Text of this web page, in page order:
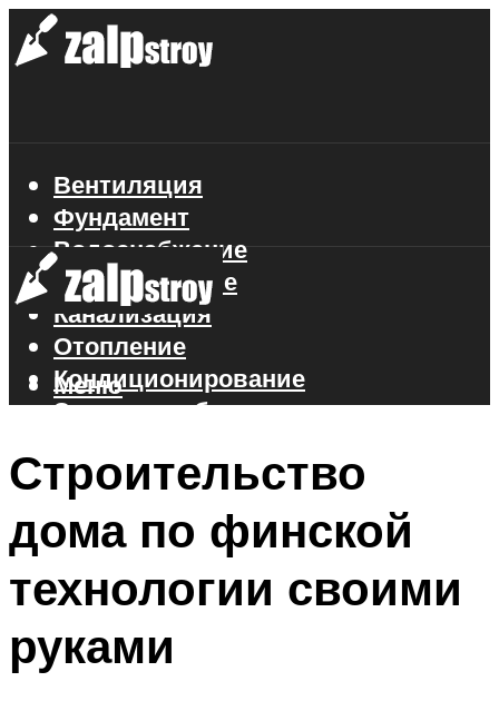
Вентиляция
Фундамент
Водоснабжение
Газоснабжение
Канализация
Отопление
Кондиционирование
Электроснабжение
Меню
Меню
Строительство
дома по финской
технологии своими
руками